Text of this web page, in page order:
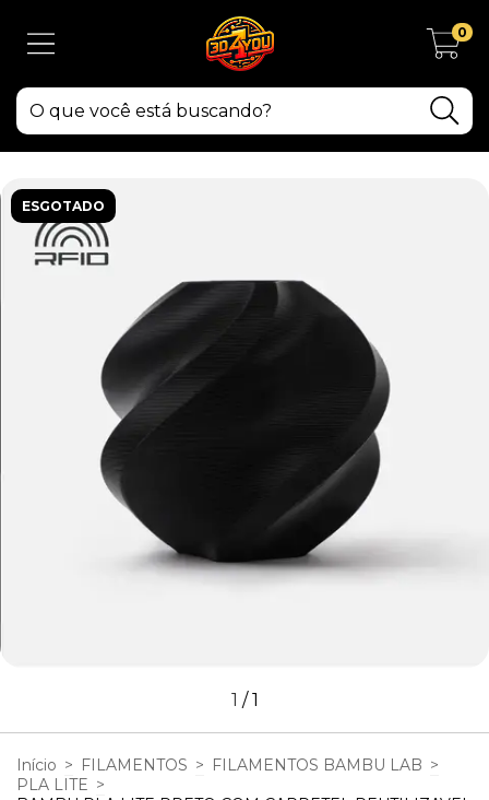
0
ESGOTADO
1 /1
Início > FILAMENTOS > FILAMENTOS BAMBU LAB >
PLA LITE >